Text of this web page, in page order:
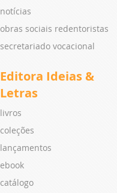
notícias
obras sociais redentoristas
secretariado vocacional
Editora Ideias &
Letras
livros
coleções
lançamentos
ebook
catálogo